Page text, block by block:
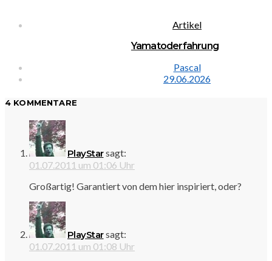
Artikel
Yamatoderfahrung
Pascal
29.06.2026
4 KOMMENTARE
PlayStarsagt:
01.07.2011 um 01:06 Uhr
Großartig! Garantiert von dem hier inspiriert, oder?
PlayStarsagt:
01.07.2011 um 01:08 Uhr